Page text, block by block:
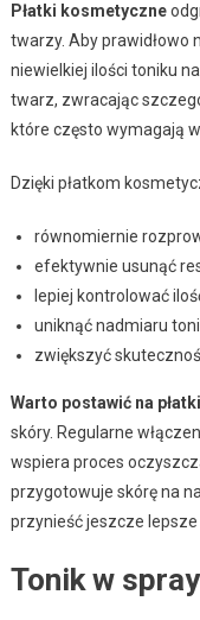
Płatki kosmetyczne
twarzy. Aby prawidłowo
niewielkiej ilości toniku
twarz, zwracając
które często wymagają
Dzięki płatkom
równomiernie
efektywnie usunąć
lepiej kontrolować
uniknąć nadmiaru
zwiększyć
Warto postawić na
skóry. Regularne
wspiera proces
przygotowuje skórę na
przynieść jeszcze
Tonik w